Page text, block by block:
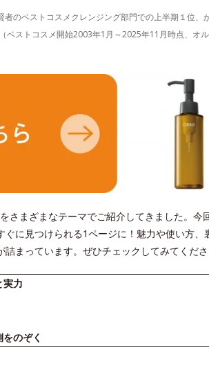
のベストコスメクレンジング部門での上半期１位、
ベストコスメ開始2003年1月～2025年11月時点、オ
まざまなテーマでご紹介してきました。今
に見つけられる1ページに！魅力や使い方、
まっています。ぜひチェックしてみてくだ
実力
のぞく